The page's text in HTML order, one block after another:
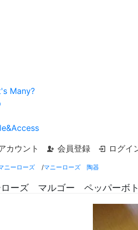
Many?
カウント
会員登録 ログイ
ニーローズ /マニーローズ 陶器
ローズ マルゴー ペッパーボ